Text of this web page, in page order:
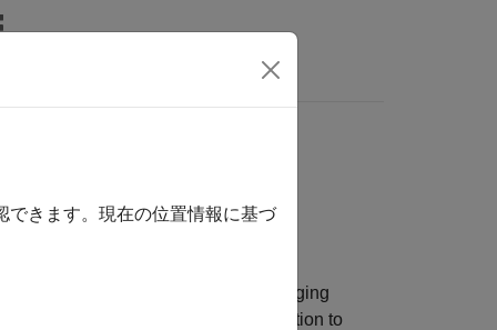
axes interactions. By changing
axes interactions. Use dot notation to
できます。現在の位置情報に基づ